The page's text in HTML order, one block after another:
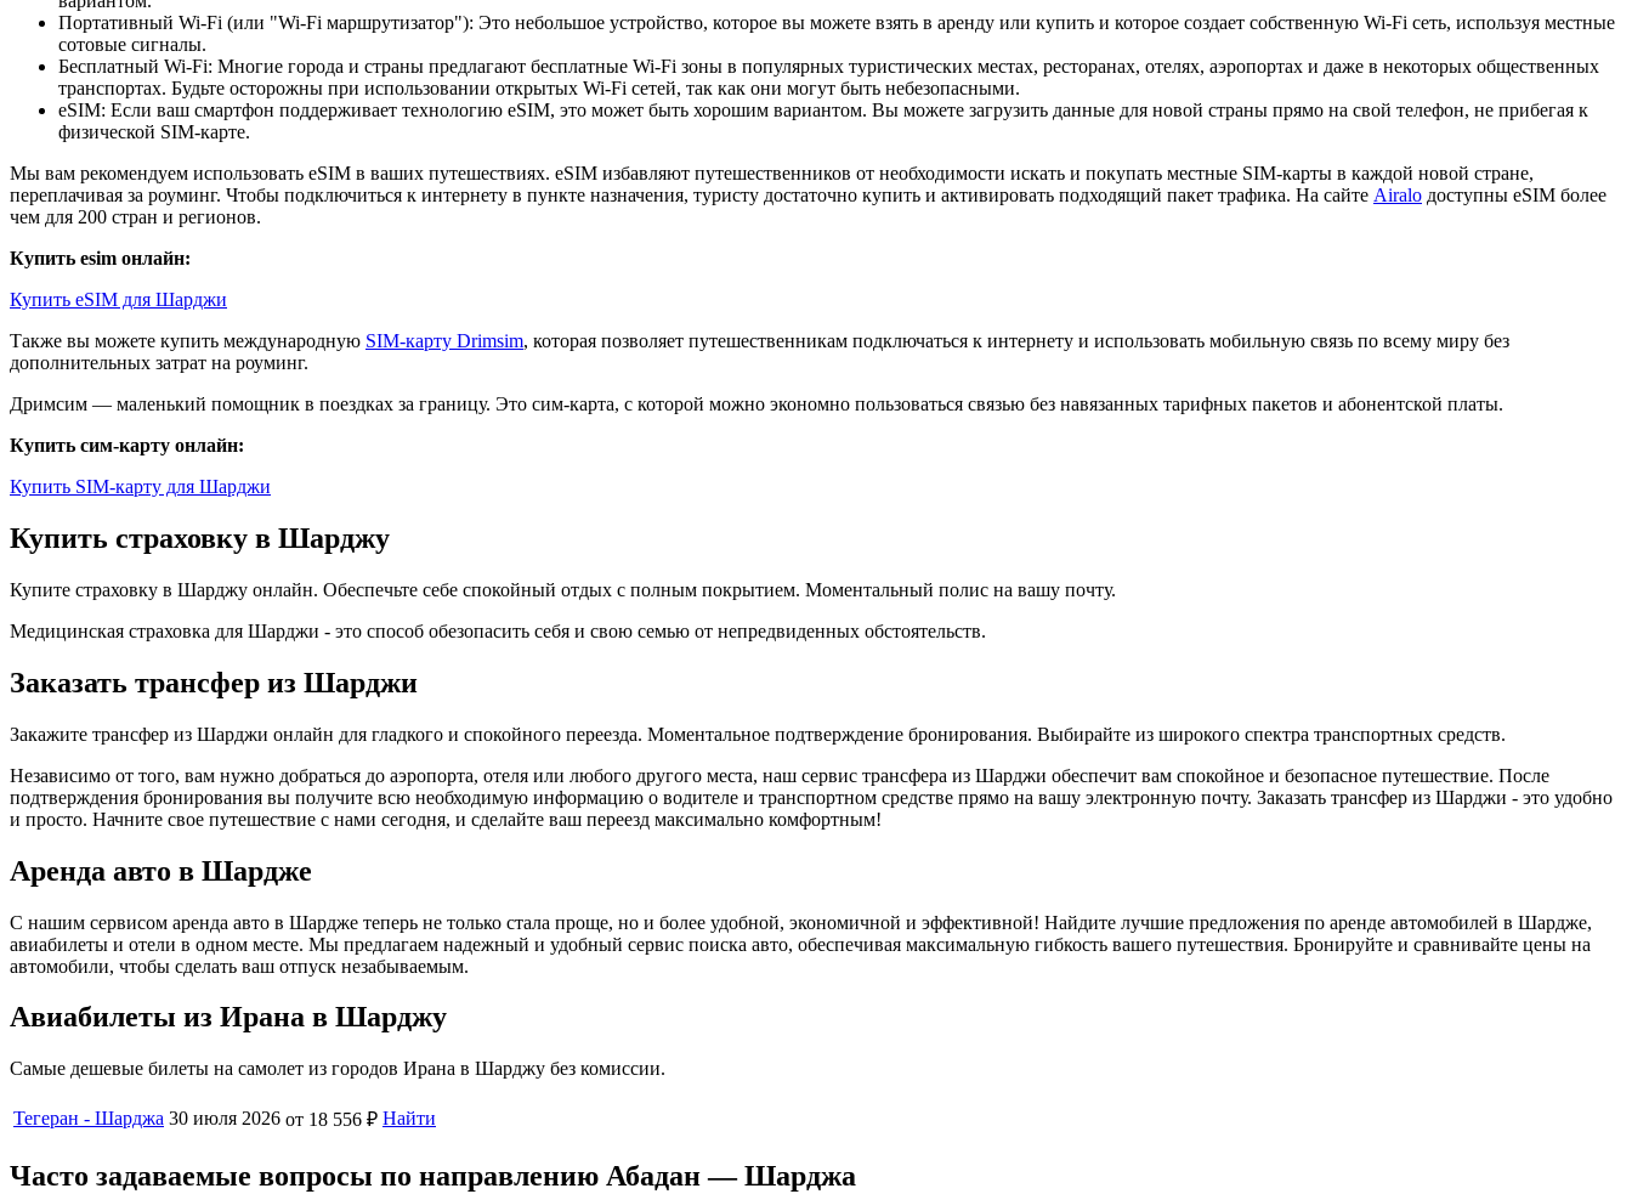
Портативный Wi-Fi (или "Wi-Fi маршрутизатор"): Это небольшое устройство, которое вы можете взять в аренду или купить и которое создает собственную Wi-Fi сеть, используя местные
сотовые сигналы.
Бесплатный Wi-Fi: Многие города и страны предлагают бесплатные Wi-Fi зоны в популярных туристических местах, ресторанах, отелях, аэропортах и даже в некоторых общественных
транспортах. Будьте осторожны при использовании открытых Wi-Fi сетей, так как они могут быть небезопасными.
eSIM: Если ваш смартфон поддерживает технологию eSIM, это может быть хорошим вариантом. Вы можете загрузить данные для новой страны прямо на свой телефон, не прибегая к
физической SIM-карте.
Мы вам рекомендуем использовать eSIM в ваших путешествиях. eSIM избавляют путешественников от необходимости искать и покупать местные SIM-карты в каждой новой стране,
переплачивая за роуминг. Чтобы подключиться к интернету в пункте назначения, туристу достаточно купить и активировать подходящий пакет трафика. На сайте Airalo доступны eSIM более
чем для 200 стран и регионов.
Купить esim онлайн:
Купить eSIM для Шарджи
Также вы можете купить международную SIM-карту Drimsim, которая позволяет путешественникам подключаться к интернету и использовать мобильную связь по всему миру без
дополнительных затрат на роуминг.
Дримсим — маленький помощник в поездках за границу. Это сим-карта, с которой можно экономно пользоваться связью без навязанных тарифных пакетов и абонентской платы.
Купить сим-карту онлайн:
Купить SIM-карту для Шарджи
Купить страховку в Шарджу
Купите страховку в Шарджу онлайн. Обеспечьте себе спокойный отдых с полным покрытием. Моментальный полис на вашу почту.
Медицинская страховка для Шарджи - это способ обезопасить себя и свою семью от непредвиденных обстоятельств.
Заказать трансфер из Шарджи
Закажите трансфер из Шарджи онлайн для гладкого и спокойного переезда. Моментальное подтверждение бронирования. Выбирайте из широкого спектра транспортных средств.
Независимо от того, вам нужно добраться до аэропорта, отеля или любого другого места, наш сервис трансфера из Шарджи обеспечит вам спокойное и безопасное путешествие. После
подтверждения бронирования вы получите всю необходимую информацию о водителе и транспортном средстве прямо на вашу электронную почту. Заказать трансфер из Шарджи - это удобно
и просто. Начните свое путешествие с нами сегодня, и сделайте ваш переезд максимально комфортным!
Аренда авто в Шардже
С нашим сервисом аренда авто в Шардже теперь не только стала проще, но и более удобной, экономичной и эффективной! Найдите лучшие предложения по аренде автомобилей в Шардже,
авиабилеты и отели в одном месте. Мы предлагаем надежный и удобный сервис поиска авто, обеспечивая максимальную гибкость вашего путешествия. Бронируйте и сравнивайте цены на
автомобили, чтобы сделать ваш отпуск незабываемым.
Авиабилеты из Ирана в Шарджу
Самые дешевые билеты на самолет из городов Ирана в Шарджу без комиссии.
Тегеран - Шарджа 30 июля 2026 от 18 556 ₽ Найти
Часто задаваемые вопросы по направлению Абадан — Шарджа